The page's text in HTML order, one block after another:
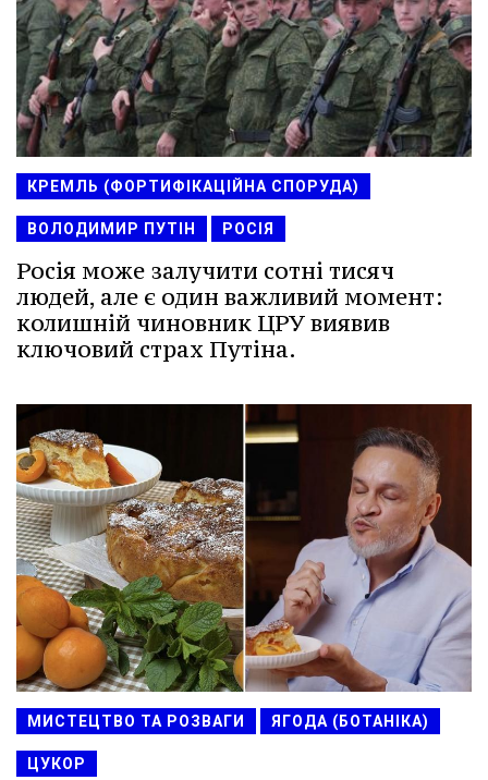
КРЕМЛЬ (ФОРТИФІКАЦІЙНА СПОРУДА)
ВОЛОДИМИР ПУТІН РОСІЯ
Росія може залучити сотні тисяч
людей, але є один важливий момент:
колишній чиновник ЦРУ виявив
ключовий страх Путіна.
МИСТЕЦТВО ТА РОЗВАГИ ЯГОДА (БОТАНІКА)
ЦУКОР